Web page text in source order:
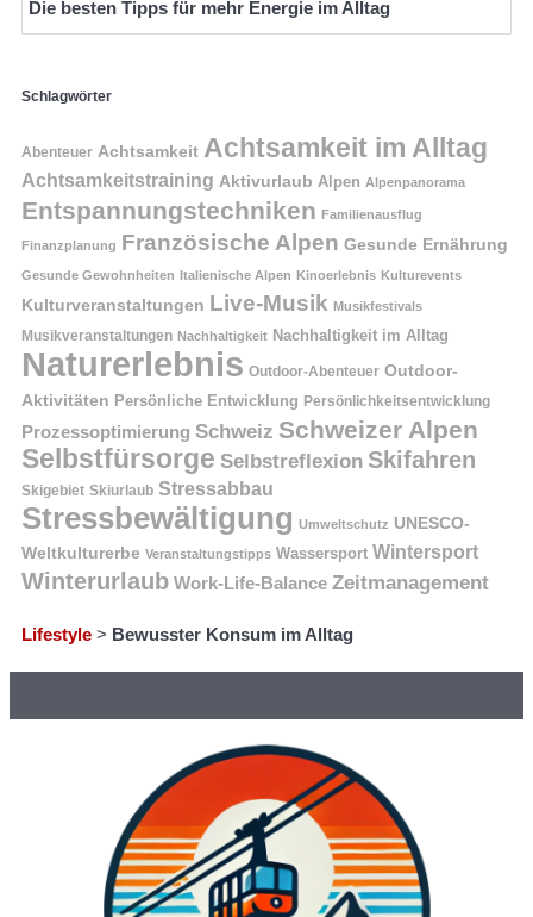
Die besten Tipps für mehr Energie im Alltag
Schlagwörter
Abenteuer Achtsamkeit Achtsamkeit im Alltag
Achtsamkeitstraining Aktivurlaub Alpen Alpenpanorama
Entspannungstechniken Familienausflug
Finanzplanung Französische Alpen Gesunde Ernährung
Gesunde Gewohnheiten Italienische Alpen Kinoerlebnis Kulturevents
Kulturveranstaltungen Live-Musik Musikfestivals
Musikveranstaltungen Nachhaltigkeit Nachhaltigkeit im Alltag
Naturerlebnis Outdoor-Abenteuer Outdoor-
Aktivitäten Persönliche Entwicklung Persönlichkeitsentwicklung
Prozessoptimierung Schweiz Schweizer Alpen
Selbstfürsorge Selbstreflexion Skifahren
Skigebiet Skiurlaub Stressabbau
Stressbewältigung Umweltschutz UNESCO-
Weltkulturerbe Veranstaltungstipps Wassersport Wintersport
Winterurlaub Work-Life-Balance Zeitmanagement
Lifestyle > Bewusster Konsum im Alltag